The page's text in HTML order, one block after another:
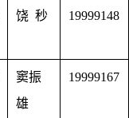
饶 秒 19999148
窦振
雄
19999167